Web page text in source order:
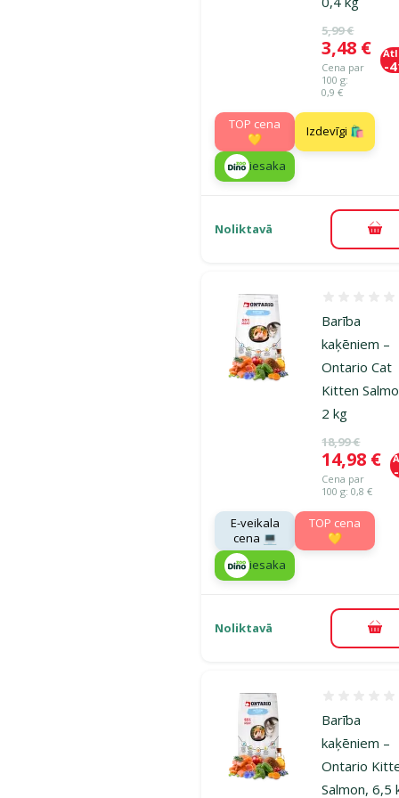
Oriģinālā
5,99 €
Cena
3,48 €
Cena par
100 g:
0,9 €
-
TOP cena
💛
Izdevīgi 🛍️
iesaka
Noliktavā
Barība
kaķēniem –
Ontario Cat
Kitten
2 kg
Oriģinālā
18,99 €
Cena
14,98 €
Cena par
100 g: 0,8 €
E-veikala
cena 💻
TOP cena
💛
iesaka
Noliktavā
Barība
kaķēniem –
Ontario
Salmon, 6,5